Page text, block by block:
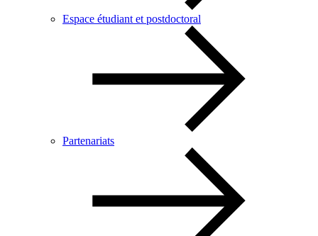
Espace étudiant et postdoctoral
Partenariats